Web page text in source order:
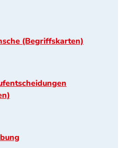
(Begriffskarten)